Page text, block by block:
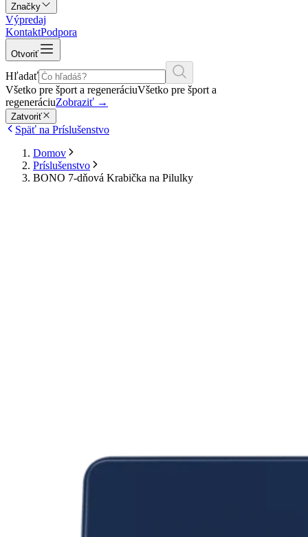
Značky
Výpredaj
KontaktPodpora
Otvoriť
Hľadať
Všetko pre šport a regeneráciuVšetko pre šport a
regeneráciuZobraziť →
Zatvoriť
Späť na Príslušenstvo
Domov
Príslušenstvo
BONO 7-dňová Krabička na Pilulky